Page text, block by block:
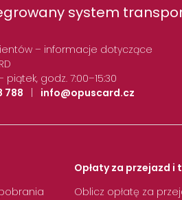
system
– informacje dotyczące
piątek, godz. 7:00–15:30
788
| info@opuscard.cz
Opłaty za przejazd i
Oblicz opłatę za